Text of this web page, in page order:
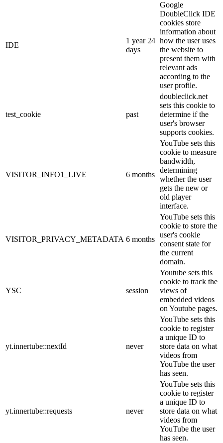
IDE
1 year 24
days
Google
DoubleClick IDE
cookies store
information about
how the user uses
the website to
present them with
relevant ads
according to the
user profile.
test_cookie past
doubleclick.net
sets this cookie to
determine if the
user's browser
supports cookies.
VISITOR_INFO1_LIVE 6 months
YouTube sets this
cookie to measure
bandwidth,
determining
whether the user
gets the new or
old player
interface.
VISITOR_PRIVACY_METADATA 6 months
YouTube sets this
cookie to store the
user's cookie
consent state for
the current
domain.
YSC session
Youtube sets this
cookie to track the
views of
embedded videos
on Youtube pages.
yt.innertube::nextId never
YouTube sets this
cookie to register
a unique ID to
store data on what
videos from
YouTube the user
has seen.
yt.innertube::requests never
YouTube sets this
cookie to register
a unique ID to
store data on what
videos from
YouTube the user
has seen.